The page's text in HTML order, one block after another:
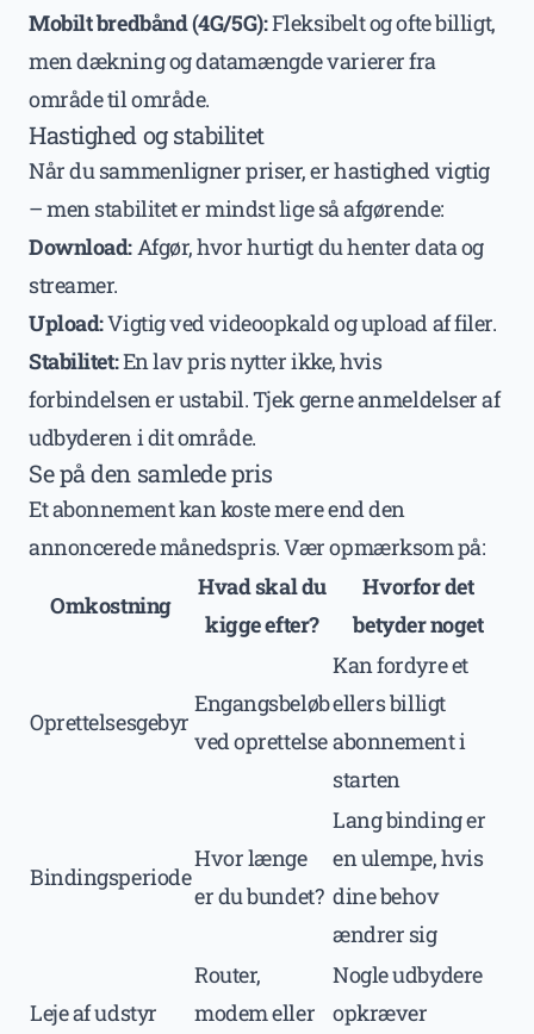
Mobilt bredbånd (4G/5G):Fleksibelt og ofte billigt,
men dækning og datamængde varierer fra
område til område.
Hastighed og stabilitet
Når du sammenligner priser, er hastighed vigtig
– men stabilitet er mindst lige så afgørende:
Download:Afgør, hvor hurtigt du henter data og
streamer.
Upload:Vigtig ved videoopkald og upload af filer.
Stabilitet:En lav pris nytter ikke, hvis
forbindelsen er ustabil. Tjek gerne anmeldelser af
udbyderen i dit område.
Se på den samlede pris
Et abonnement kan koste mere end den
annoncerede månedspris. Vær opmærksom på:
Omkostning
Hvad skal du
kigge efter?
Hvorfor det
betyder noget
Oprettelsesgebyr
Engangsbeløb
ved oprettelse
Kan fordyre et
ellers billigt
abonnement i
starten
Bindingsperiode
Hvor længe
er du bundet?
Lang binding er
en ulempe, hvis
dine behov
ændrer sig
Leje af udstyr
Router,
modem eller
Nogle udbydere
opkræver